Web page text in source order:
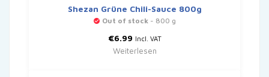
Shezan Grüne Chili-Sauce 800g
Out of stock - 800 g
€6.99 Incl. VAT
Weiterlesen